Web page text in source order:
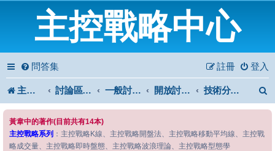
主控戰略中心
問答集 登入
註冊
主控戰略中心 討論區首頁 一般討論區 開放討論區 技術分析討論II
黃韋中的著作(目前共有14本)
主控戰略系列 ：主控戰略K線、主控戰略開盤法、主控戰略移動平均線、主控戰
略成交量、主控戰略即時盤態、主控戰略波浪理論、主控戰略型態學